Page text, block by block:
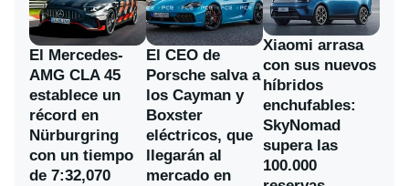
El Mercedes-
AMG CLA 45
establece un
récord en
Nürburgring
con un tiempo
de 7:32,070
El CEO de
Porsche salva a
los Cayman y
Boxster
eléctricos, que
llegarán al
mercado en
Xiaomi arrasa
con sus nuevos
híbridos
enchufables:
SkyNomad
supera las
100.000